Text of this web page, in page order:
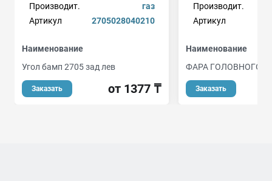
Производит.
газ
Артикул
2705028040210
Наименование
Угол бамп 2705 зад лев
Заказать от 1377 ₸
Производит.
Артикул
Наименование
ФАРА ГОЛОВНОГО
Заказать